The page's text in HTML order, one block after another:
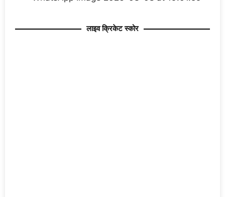
लाइव क्रिकेट स्कोर